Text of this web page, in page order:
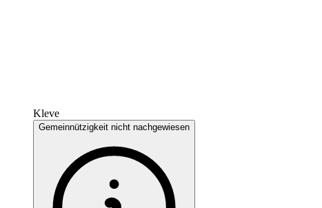
Kleve
Gemeinnützigkeit nicht nachgewiesen